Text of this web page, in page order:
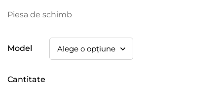
Piesa de schimb
Model
Cantitate